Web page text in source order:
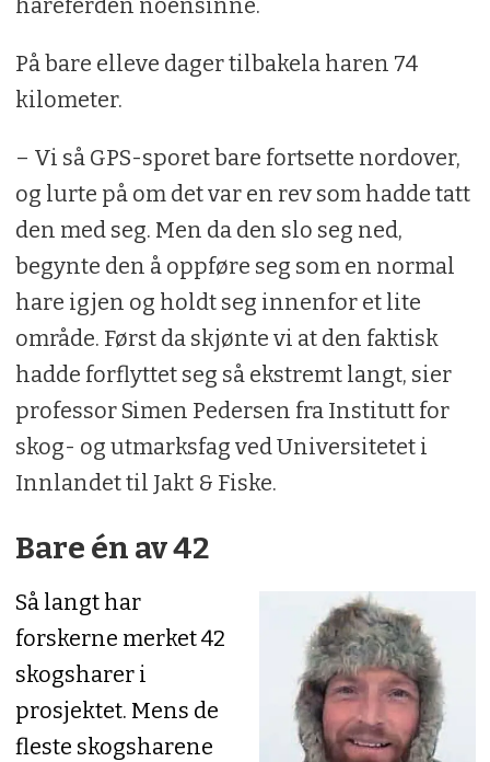
hareferden noensinne.
På bare elleve dager tilbakela haren 74
kilometer.
– Vi så GPS-sporet bare fortsette nordover,
og lurte på om det var en rev som hadde tatt
den med seg. Men da den slo seg ned,
begynte den å oppføre seg som en normal
hare igjen og holdt seg innenfor et lite
område. Først da skjønte vi at den faktisk
hadde forflyttet seg så ekstremt langt, sier
professor Simen Pedersen fra Institutt for
skog- og utmarksfag ved Universitetet i
Innlandet til Jakt & Fiske.
Bare én av 42
Så langt har
forskerne merket 42
skogsharer i
prosjektet. Mens de
fleste skogsharene